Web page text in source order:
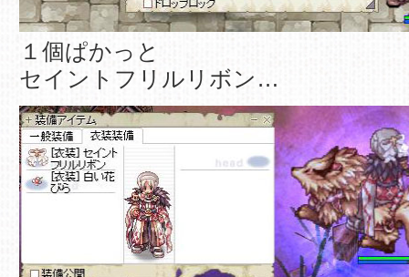
１個ぱかっと
セイントフリルリボン…